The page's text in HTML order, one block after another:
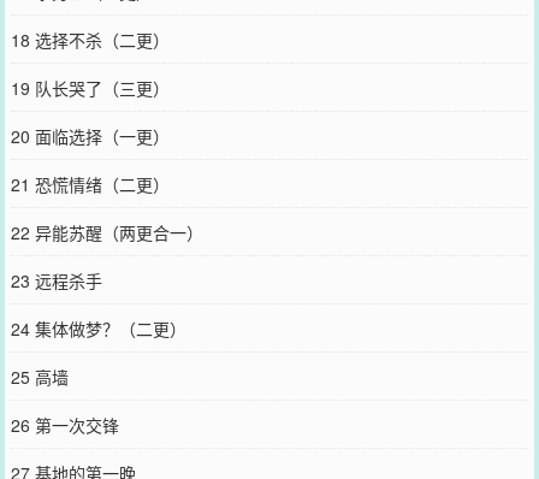
18 选择不杀（二更）
19 队长哭了（三更）
20 面临选择（一更）
21 恐慌情绪（二更）
22 异能苏醒（两更合一）
23 远程杀手
24 集体做梦？（二更）
25 高墙
26 第一次交锋
27 基地的第一晚